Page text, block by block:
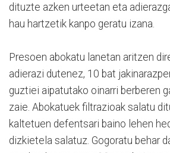
dituzte azken urteetan eta
hau hartzetik kanpo geratu izana.
Presoen abokatu lanetan aritzen
adierazi dutenez, 10 bat
guztiei aipatutako oinarri berberen
zaie. Abokatuek filtrazioak salatu
kaltetuen defentsari baino lehen
dizkietela salatuz. Gogoratu behar